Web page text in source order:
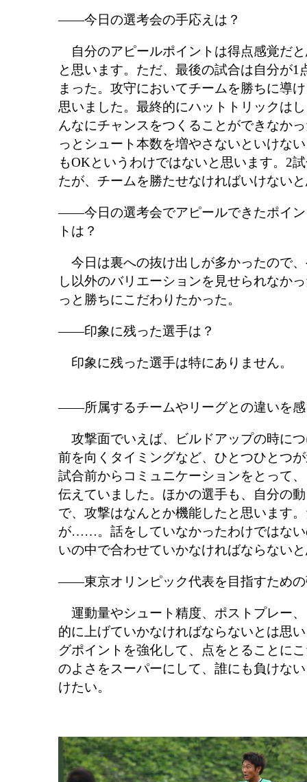
――今日の選考会の手応えは？
自分のアピールポイントは得点感覚だ
と思います。ただ、最後の試合は自分が1
まった。攻守においてチームを勝ちに導
思いました。最終的にハットトリックは
んなにチャンスをつくることができなか
っとシュート本数を増やさないといけな
もOKというわけではないと思います。2
たが、チームを勝たせなければいけない
――今日の選考会でアピールできたポイ
トは？
今日は裏への抜け出しが多かったので
し以外のバリエーションを見せられなか
っと勝ちにこだわりたかった。
――印象に残った選手は？
印象に残った選手は特にありません。
――所属するチームやリーグとの違いを感
攻撃面でいえば、ビルドアップの時に
前を向くタイミングなど、ひとつひとつ
試合前からコミュニケーションをとって
伝えていました。ほかの選手も、自分の
で、攻撃はなんとか機能したと思います
が……。話をしていなかったわけではな
いの中で合わせていかなければならない
――東京オリンピック代表を目指すための
運動量やシュート精度、ポストプレー
的に上げていかなければならないとは思
グポイントを強化して、点をとることに
のよさをスーパーにして、誰にも負けな
けたい。